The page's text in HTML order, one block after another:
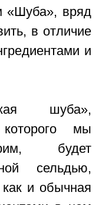
«Шуба», вряд
в отличие
и
шуба»,
мы
будет
сельдью,
и обычная